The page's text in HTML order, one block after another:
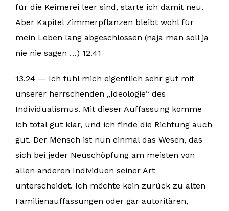
für die Keimerei leer sind, starte ich damit neu.
Aber Kapitel Zimmerpflanzen bleibt wohl für
mein Leben lang abgeschlossen (naja man soll ja
nie nie sagen …) 12.41
13.24 — Ich fühl mich eigentlich sehr gut mit
unserer herrschenden „Ideologie“ des
Individualismus. Mit dieser Auffassung komme
ich total gut klar, und ich finde die Richtung auch
gut. Der Mensch ist nun einmal das Wesen, das
sich bei jeder Neuschöpfung am meisten von
allen anderen Individuen seiner Art
unterscheidet. Ich möchte kein zurück zu alten
Familienauffassungen oder gar autoritären,